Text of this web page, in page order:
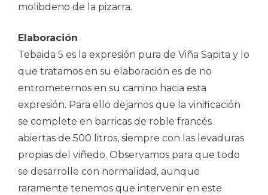
molibdeno de la pizarra.
Elaboración
Tebaida 5 es la expresión pura de Viña Sapita y lo
que tratamos en su elaboración es de no
entrometernos en su camino hacia esta
expresión. Para ello dejamos que la vinificación
se complete en barricas de roble francés
abiertas de 500 litros, siempre con las levaduras
propias del viñedo. Observamos para que todo
se desarrolle con normalidad, aunque
raramente tenemos que intervenir en este